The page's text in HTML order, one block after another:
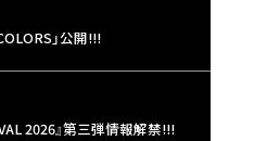
」公開!!!
2026』第三弾情報解禁!!!